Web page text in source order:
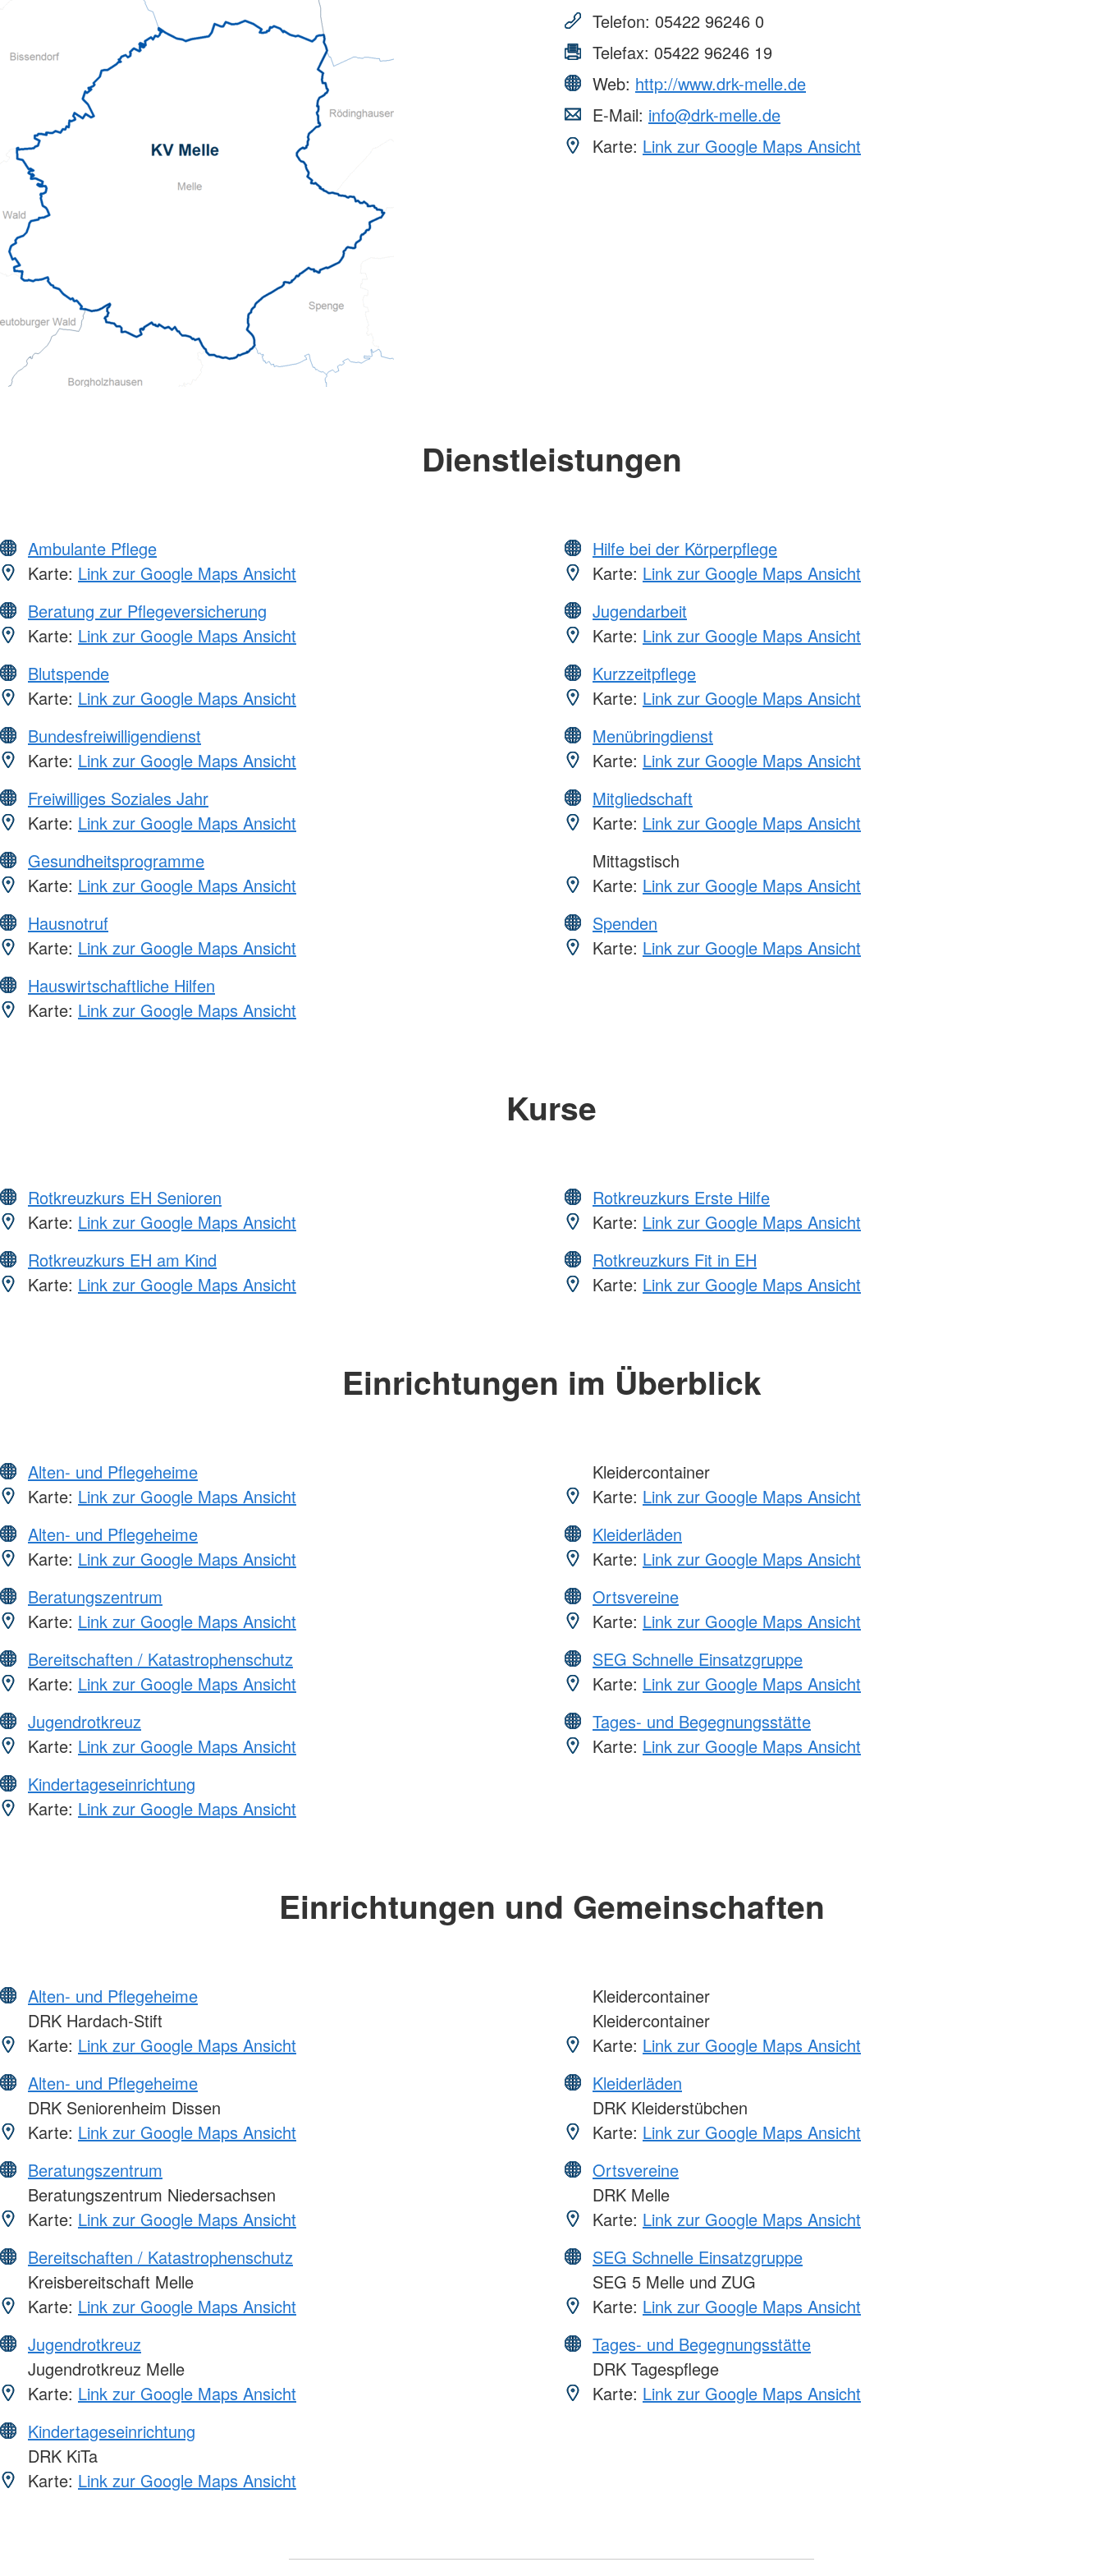
Geschichte des DRK
Telefon: 05422 96246 0
Telefax: 05422 96246 19
Web: http://www.drk-melle.de
E-Mail: info@drk-melle.de
Karte: Link zur Google Maps Ansicht
Dienstleistungen
Ambulante Pflege
Karte: Link zur Google Maps Ansicht
Beratung zur Pflegeversicherung
Karte: Link zur Google Maps Ansicht
Blutspende
Karte: Link zur Google Maps Ansicht
Bundesfreiwilligendienst
Karte: Link zur Google Maps Ansicht
Freiwilliges Soziales Jahr
Karte: Link zur Google Maps Ansicht
Gesundheitsprogramme
Karte: Link zur Google Maps Ansicht
Hausnotruf
Karte: Link zur Google Maps Ansicht
Hauswirtschaftliche Hilfen
Karte: Link zur Google Maps Ansicht
Hilfe bei der Körperpflege
Karte: Link zur Google Maps Ansicht
Jugendarbeit
Karte: Link zur Google Maps Ansicht
Kurzzeitpflege
Karte: Link zur Google Maps Ansicht
Menübringdienst
Karte: Link zur Google Maps Ansicht
Mitgliedschaft
Karte: Link zur Google Maps Ansicht
Mittagstisch
Karte: Link zur Google Maps Ansicht
Spenden
Karte: Link zur Google Maps Ansicht
Kurse
Rotkreuzkurs EH Senioren
Karte: Link zur Google Maps Ansicht
Rotkreuzkurs EH am Kind
Karte: Link zur Google Maps Ansicht
Rotkreuzkurs Erste Hilfe
Karte: Link zur Google Maps Ansicht
Rotkreuzkurs Fit in EH
Karte: Link zur Google Maps Ansicht
Einrichtungen im Überblick
Alten- und Pflegeheime
Karte: Link zur Google Maps Ansicht
Alten- und Pflegeheime
Karte: Link zur Google Maps Ansicht
Beratungszentrum
Karte: Link zur Google Maps Ansicht
Bereitschaften / Katastrophenschutz
Karte: Link zur Google Maps Ansicht
Jugendrotkreuz
Karte: Link zur Google Maps Ansicht
Kindertageseinrichtung
Karte: Link zur Google Maps Ansicht
Kleidercontainer
Karte: Link zur Google Maps Ansicht
Kleiderläden
Karte: Link zur Google Maps Ansicht
Ortsvereine
Karte: Link zur Google Maps Ansicht
SEG Schnelle Einsatzgruppe
Karte: Link zur Google Maps Ansicht
Tages- und Begegnungsstätte
Karte: Link zur Google Maps Ansicht
Einrichtungen und Gemeinschaften
Alten- und Pflegeheime
DRK Hardach-Stift
Karte: Link zur Google Maps Ansicht
Alten- und Pflegeheime
DRK Seniorenheim Dissen
Karte: Link zur Google Maps Ansicht
Beratungszentrum
Beratungszentrum Niedersachsen
Karte: Link zur Google Maps Ansicht
Bereitschaften / Katastrophenschutz
Kreisbereitschaft Melle
Karte: Link zur Google Maps Ansicht
Jugendrotkreuz
Jugendrotkreuz Melle
Karte: Link zur Google Maps Ansicht
Kindertageseinrichtung
DRK KiTa
Karte: Link zur Google Maps Ansicht
Kleidercontainer
Kleidercontainer
Karte: Link zur Google Maps Ansicht
Kleiderläden
DRK Kleiderstübchen
Karte: Link zur Google Maps Ansicht
Ortsvereine
DRK Melle
Karte: Link zur Google Maps Ansicht
SEG Schnelle Einsatzgruppe
SEG 5 Melle und ZUG
Karte: Link zur Google Maps Ansicht
Tages- und Begegnungsstätte
DRK Tagespflege
Karte: Link zur Google Maps Ansicht